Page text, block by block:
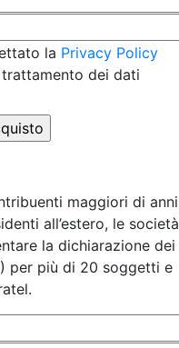
la Privacy Policy
dei dati
maggiori di anni
all’estero, le società
la dichiarazione dei
per più di 20 soggetti e